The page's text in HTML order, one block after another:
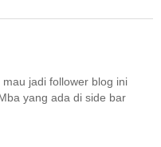
jadi follower blog ini
yang ada di side bar